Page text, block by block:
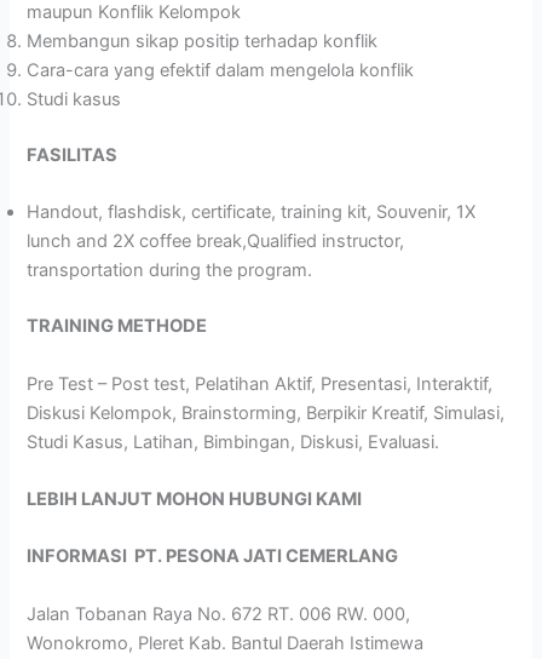
maupun Konflik Kelompok
Membangun sikap positip terhadap konflik
Cara-cara yang efektif dalam mengelola konflik
Studi kasus
FASILITAS
Handout, flashdisk, certificate, training kit, Souvenir, 1X
lunch and 2X coffee break,Qualified instructor,
transportation during the program.
TRAINING METHODE
Pre Test – Post test, Pelatihan Aktif, Presentasi, Interaktif,
Diskusi Kelompok, Brainstorming, Berpikir Kreatif, Simulasi,
Studi Kasus, Latihan, Bimbingan, Diskusi, Evaluasi.
LEBIH LANJUT MOHON HUBUNGI KAMI
INFORMASI PT. PESONA JATI CEMERLANG
Jalan Tobanan Raya No. 672 RT. 006 RW. 000,
Wonokromo, Pleret Kab. Bantul Daerah Istimewa